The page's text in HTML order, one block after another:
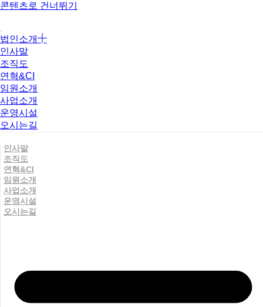
콘텐츠로 건너뛰기
법인소개
인사말
조직도
연혁&CI
임원소개
사업소개
운영시설
오시는길
인사말
조직도
연혁&CI
임원소개
사업소개
운영시설
오시는길